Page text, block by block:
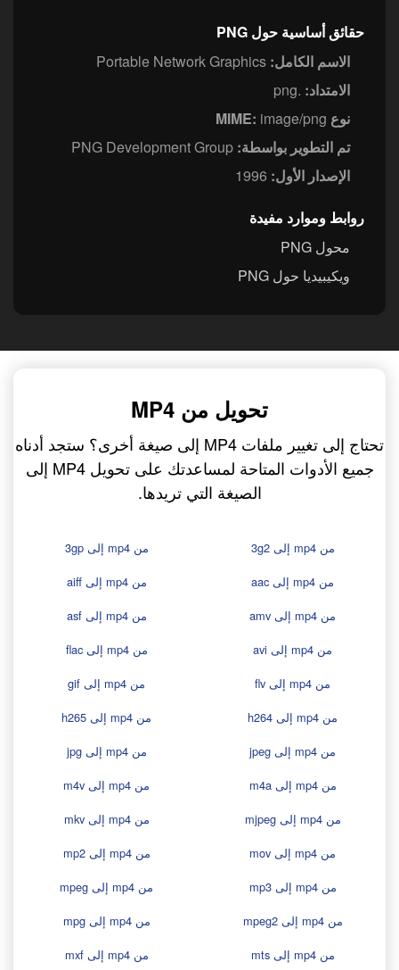
حقائق أساسية حول PNG
الاسم الكامل:
الامتداد: .png
نوع MIME: image/png
تم التطوير بواسطة:
الإصدار الأول:
روابط وموارد مفيدة
محول PNG
ويكيبيديا حول PNG
تحويل من MP4
تحتاج إلى تغيير ملفات MP4 إلى صيغة أخرى؟ ستجد أدناه
جميع الأدوات المتاحة لمساعدتك على تحويل MP4 إلى
الصيغة التي تريدها.
من mp4 إلى 3g2
من mp4 إلى 3gp
من mp4 إلى aac
من mp4 إلى aiff
من mp4 إلى amv
من mp4 إلى asf
من mp4 إلى avi
من mp4 إلى flac
من mp4 إلى flv
من mp4 إلى gif
من mp4 إلى h264
من mp4 إلى h265
من mp4 إلى jpeg
من mp4 إلى jpg
من mp4 إلى m4a
من mp4 إلى m4v
من mp4 إلى mjpeg
من mp4 إلى mkv
من mp4 إلى mov
من mp4 إلى mp2
من mp4 إلى mp3
من mp4 إلى mpeg
من mp4 إلى mpeg2
من mp4 إلى mpg
من mp4 إلى mts
من mp4 إلى mxf